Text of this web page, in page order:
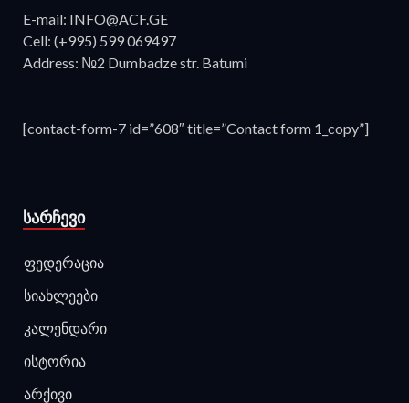
E-mail: INFO@ACF.GE
Cell: (+995) 599 069497
Address: №2 Dumbadze str. Batumi
[contact-form-7 id=”608″ title=”Contact form 1_copy”]
ᲡᲐᲠᲩᲔᲕᲘ
ფედერაცია
სიახლეები
კალენდარი
ისტორია
არქივი